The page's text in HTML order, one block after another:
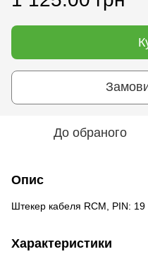
До обраного
Опис
Штекер кабеля RCM, PIN: 19
Характеристики